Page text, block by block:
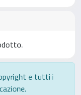
e tutti i